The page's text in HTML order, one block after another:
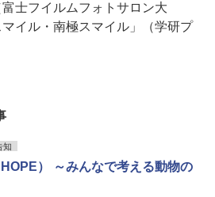
士フイルムフォトサロン大
イル・南極スマイル」（学研プ
知
） ～みんなで考える動物の